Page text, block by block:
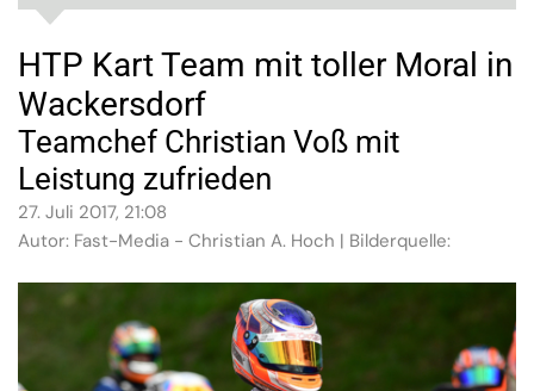
HTP Kart Team mit toller Moral in
Wackersdorf
Teamchef Christian Voß mit
Leistung zufrieden
27. Juli 2017, 21:08
Autor: Fast-Media - Christian A. Hoch | Bilderquelle: